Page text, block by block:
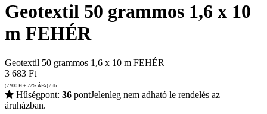
Geotextil 50 grammos 1,6 x 10
m FEHÉR
Geotextil 50 grammos 1,6 x 10 m FEHÉR
3 683 Ft
(2 900 Ft + 27% ÁFA) / db
Hűségpont: 36 pontJelenleg nem adható le rendelés az
áruházban.